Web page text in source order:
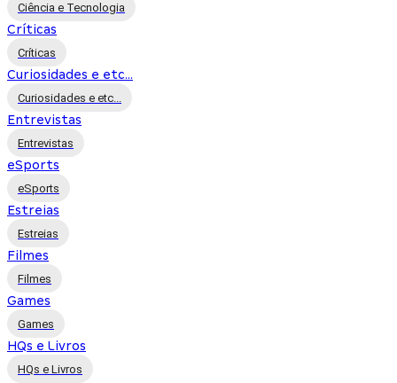
Ciência e Tecnologia
Críticas
Críticas
Curiosidades e etc...
Curiosidades e etc...
Entrevistas
Entrevistas
eSports
eSports
Estreias
Estreias
Filmes
Filmes
Games
Games
HQs e Livros
HQs e Livros